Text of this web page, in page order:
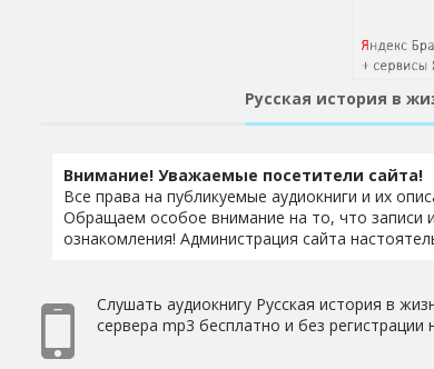
Русская история в
Внимание! Уважаемые посетители сайта!
Все права на публикуемые аудиокниги и их
Обращаем особое внимание на то, что записи
ознакомления! Администрация сайта
Слушать аудиокнигу Русская история в
сервера mp3 бесплатно и без регистрации